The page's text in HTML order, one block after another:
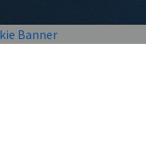
Banner